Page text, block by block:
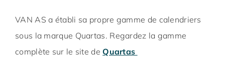
VAN AS a établi sa propre gamme de calendriers
sous la marque Quartas. Regardez la gamme
complète sur le site deQuartas